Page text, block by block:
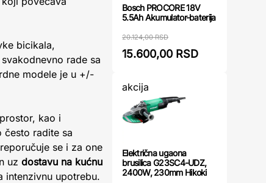
bicikala,
rade sa
modele je u +/-
kao i
često radite sa
se i za one
uz dostavu na kućnu
intenzivnu upotrebu.
Bosch PROCORE 18V
5.5Ah Akumulator-baterija
20.124,00 RSD
15.600,00 RSD
akcija
Električna ugaona
brusilica G23SC4-UDZ,
2400W, 230mm Hikoki